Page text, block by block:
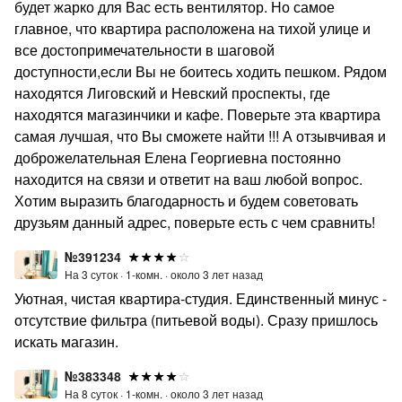
будет жарко для Вас есть вентилятор. Но самое
главное, что квартира расположена на тихой улице и
все достопримечательности в шаговой
доступности,если Вы не боитесь ходить пешком. Рядом
находятся Лиговский и Невский проспекты, где
находятся магазинчики и кафе. Поверьте эта квартира
самая лучшая, что Вы сможете найти !!! А отзывчивая и
доброжелательная Елена Георгиевна постоянно
находится на связи и ответит на ваш любой вопрос.
Хотим выразить благодарность и будем советовать
друзьям данный адрес, поверьте есть с чем сравнить!
№391234
На 3 суток · 1-комн. ·около 3 лет назад
Уютная, чистая квартира-студия. Единственный минус -
отсутствие фильтра (питьевой воды). Сразу пришлось
искать магазин.
№383348
На 8 суток · 1-комн. ·около 3 лет назад